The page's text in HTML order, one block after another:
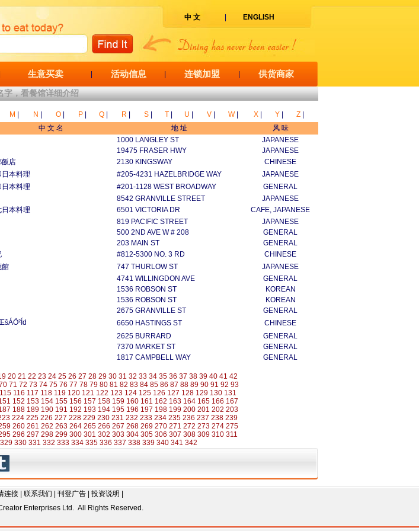
中 文 ENGLISH
生意买卖 活动信息 连锁加盟 供货商家
字，看餐馆详细介绍
M N O P Q R S T U V W| X Y Z
中 文 名 地 址
风 味
1000 LANGLEY ST
JAPANESE
19475 FRASER HWY
JAPANESE
飯店 2130 KINGSWAY
CHINESE
日本料理 #205-4231 HAZELBRIDGE WAY
JAPANESE
日本料理 #201-1128 WEST BROADWAY
GENERAL
8542 GRANVILLE STREET
JAPANESE
日本料理 6501 VICTORIA DR
CAFE, JAPANESE
819 PACIFIC STREET
JAPANESE
500 2ND AVE W # 208
GENERAL
203 MAIN ST
GENERAL
#812-5300 NO. 3 RD
CHINESE
館 747 THURLOW ST
JAPANESE
4741 WILLINGDON AVE
GENERAL
1536 ROBSON ST
KOREAN
1536 ROBSON ST
KOREAN
2675 GRANVILLE ST
GENERAL
6650 HASTINGS ST
CHINESE
2625 BURRARD
GENERAL
7370 MARKET ST
GENERAL
1817 CAMPBELL WAY GENERAL
20 21 22 23 24 25 26 27 28 29 30 31 32 33 34 35 36 37 38 39 40 41 42
71 72 73 74 75 76 77 78 79 80 81 82 83 84 85 86 87 88 89 90 91 92 93
115 116 117 118 119 120 121 122 123 124 125 126 127 128 129 130 131
152 153 154 155 156 157 158 159 160 161 162 163 164 165 166 167
188 189 190 191 192 193 194 195 196 197 198 199 200 201 202 203
224 225 226 227 228 229 230 231 232 233 234 235 236 237 238 239
260 261 262 263 264 265 266 267 268 269 270 271 272 273 274 275
296 297 298 299 300 301 302 303 304 305 306 307 308 309 310 311
329 330 331 332 333 334 335 336 337 338 339 340 341 342
连接| 联系我们 刊登广告| 投资说明
Enterprises Ltd. All Rights Reserved.